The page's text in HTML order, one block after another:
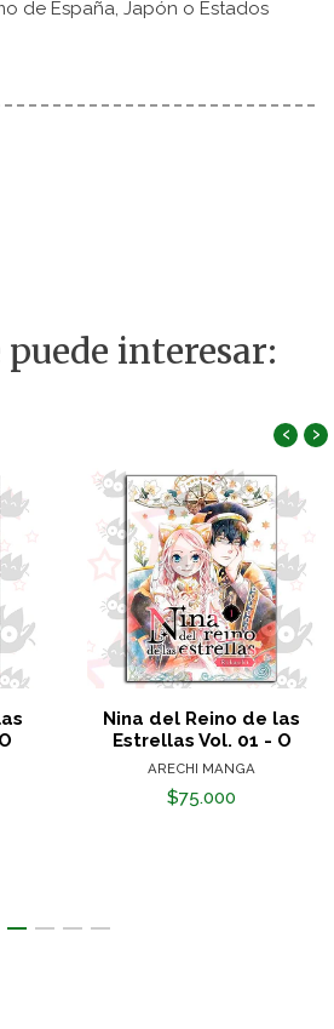
de España, Japón o Estados
interesar:
Nina del Reino de las
Estrellas Vol. 01 - O
ARECHI MANGA
$75.000
‹ ›